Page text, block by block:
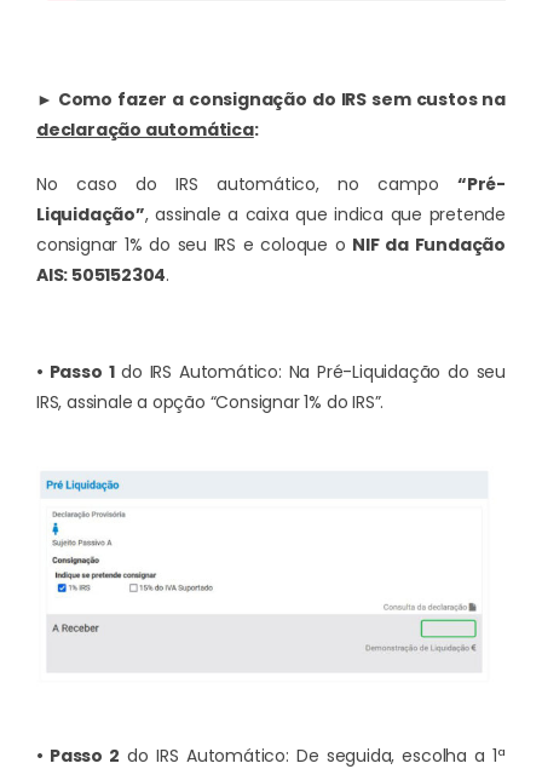
► Como fazer a consignação do IRS sem custos na
declaração automática:
No caso do IRS automático, no campo “Pré-
Liquidação”, assinale a caixa que indica que pretende
consignar 1% do seu IRS e coloque o NIF da Fundação
AIS: 505152304.
• Passo 1do IRS Automático: Na Pré-Liquidação do seu
IRS, assinale a opção “Consignar 1% do IRS”.
• Passo 2 do IRS Automático: De seguida, escolha a 1ª